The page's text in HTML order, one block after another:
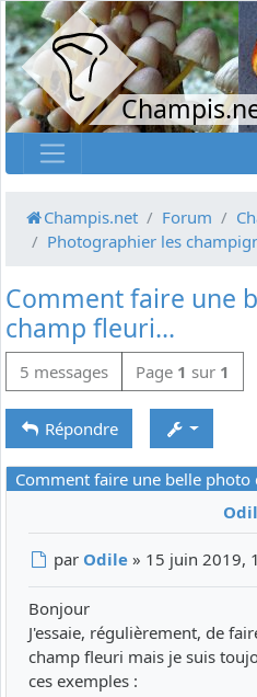
Champis.net Forum
Photographier les
Comment faire une
champ fleuri...
5 messages Page 1 sur 1
Répondre
Comment faire une belle
Message
par Odile » 15 juin 2019,
Bonjour
J'essaie, régulièrement, de
champ fleuri mais je suis
ces exemples :